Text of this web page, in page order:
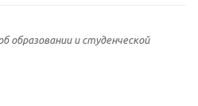
образовании и студенческой